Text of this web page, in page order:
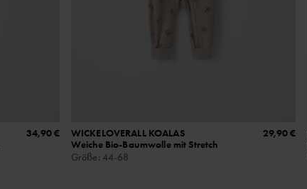
34,90 €
WICKELOVERALL KOALAS
Weiche Bio-Baumwolle mit Stretch
Größe: 44-68
29,90 €